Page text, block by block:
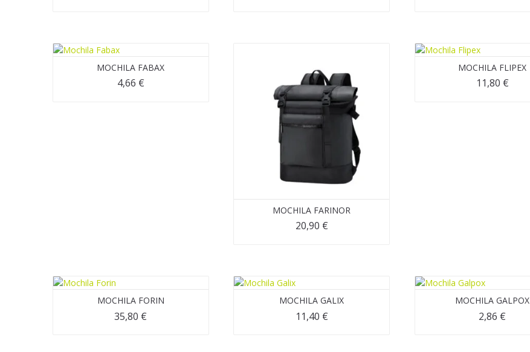
MOCHILA FABAX
4,66 €
MOCHILA FARINOR
20,90 €
MOCHILA FLIPEX
11,80 €
MOCHILA FORIN
35,80 €
MOCHILA GALIX
11,40 €
MOCHILA GALPOX
2,86 €